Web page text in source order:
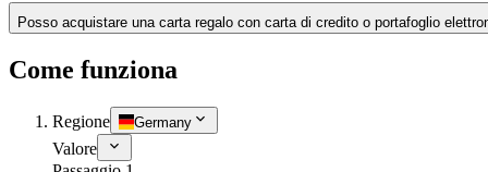
Posso acquistare una carta regalo con carta di credito o portafoglio
Come funziona
Regione Germany
Valore